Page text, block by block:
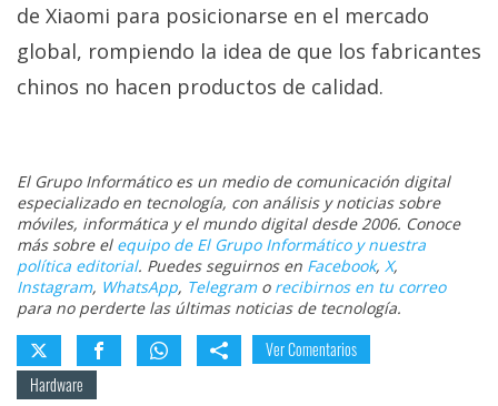
de Xiaomi para posicionarse en el mercado
global, rompiendo la idea de que los fabricantes
chinos no hacen productos de calidad.
El Grupo Informático es un medio de comunicación digital
especializado en tecnología, con análisis y noticias sobre
móviles, informática y el mundo digital desde 2006. Conoce
más sobre el equipo de El Grupo Informático y nuestra
política editorial. Puedes seguirnos en Facebook, X,
Instagram, WhatsApp, Telegramo recibirnos en tu correo
para no perderte las últimas noticias de tecnología.
Ver Comentarios
Hardware